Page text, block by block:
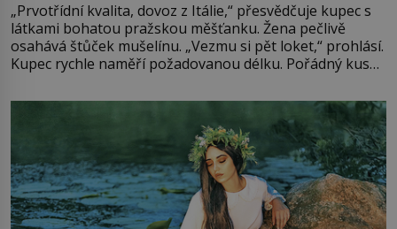
„Prvotřídní kvalita, dovoz z Itálie,“ přesvědčuje kupec s
látkami bohatou pražskou měšťanku. Žena pečlivě
osahává štůček mušelínu. „Vezmu si pět loket,“ prohlásí.
Kupec rychle naměří požadovanou délku. Pořádný kus
milostpaní. Stačí jenom na sukni,“ zhodnotí švadlena
množství růžového mušelínu. „Ošidili vás, podívejte.“